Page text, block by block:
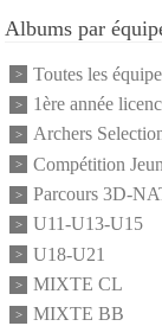
Albums par
Toutes les
1ère année
Archers
Compétition
Parcours 3D-
U11-U13-U15
U18-U21
MIXTE CL
MIXTE BB